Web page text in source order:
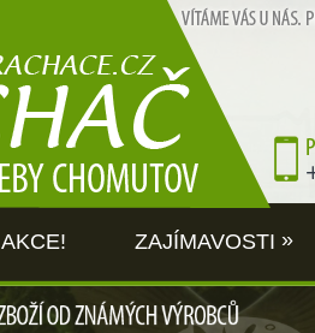
AKCE! ZAJÍMAVOSTI »